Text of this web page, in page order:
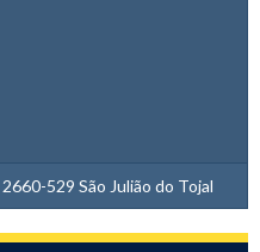
529 São Julião do Tojal